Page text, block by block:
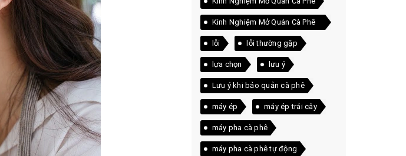
Kinh Nghiệm Mở Quán Cà Phê
Thực Tế
lỗi lỗi thường gặp
lựa chọn lưu ý
Lưu ý khi bảo quản cà phê
máy ép máy ép trái cây
máy pha cà phê
máy pha cà phê tự động